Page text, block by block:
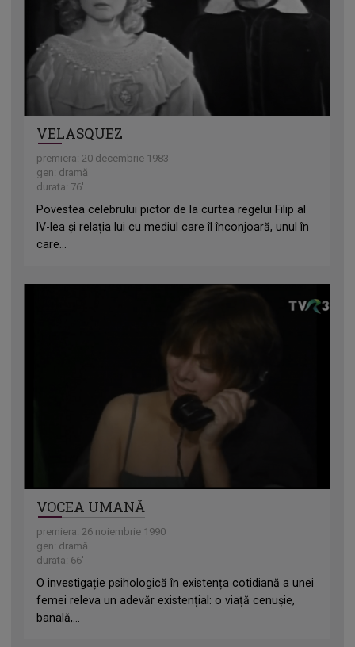
VELASQUEZ
premiera: 20 decembrie 1983
gen: dramă
durata: 76'
Povestea celebrului pictor de la curtea regelui Filip al
IV-lea și relația lui cu mediul care îl înconjoară, unul în
care...
VOCEA UMANĂ
premiera: 26 noiembrie 1990
gen: dramă
durata: 66'
O investigație psihologică în existența cotidiană a unei
femei releva un adevăr existențial: o viață cenușie,
banală,...